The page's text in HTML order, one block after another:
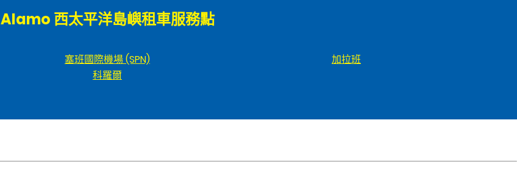
Alamo 西太平洋島嶼租車服務點
塞班國際機場 (SPN)
科羅爾
加拉班